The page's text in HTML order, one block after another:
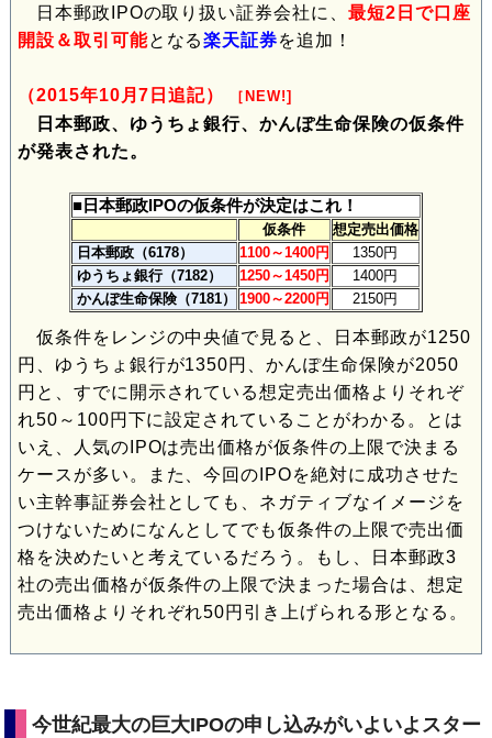
日本郵政IPOの取り扱い証券会社に、最短2日で口座
開設＆取引可能となる楽天証券を追加！
（2015年10月7日追記） ［NEW!]
日本郵政、ゆうちょ銀行、かんぽ生命保険の仮条件
が発表された。
■日本郵政IPOの仮条件が決定はこれ！
仮条件
想定売出価格
日本郵政（6178）
1100～1400円
1350円
ゆうちょ銀行（7182）
1250～1450円
1400円
かんぽ生命保険（7181）
1900～2200円 2150円
仮条件をレンジの中央値で見ると、日本郵政が1250
円、ゆうちょ銀行が1350円、かんぽ生命保険が2050
円と、すでに開示されている想定売出価格よりそれぞ
れ50～100円下に設定されていることがわかる。とは
いえ、人気のIPOは売出価格が仮条件の上限で決まる
ケースが多い。また、今回のIPOを絶対に成功させた
い主幹事証券会社としても、ネガティブなイメージを
つけないためになんとしてでも仮条件の上限で売出価
格を決めたいと考えているだろう。もし、日本郵政3
社の売出価格が仮条件の上限で決まった場合は、想定
売出価格よりそれぞれ50円引き上げられる形となる。
今世紀最大の巨大IPOの申し込みがいよいよスター